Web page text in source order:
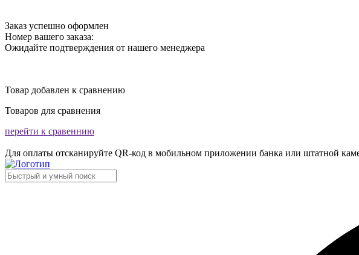
Заказ успешно оформлен
Номер вашего заказа:
Ожидайте подтверждения от нашего менеджера
Товар добавлен к сравнению
Товаров для сравнения
перейти к сравеннию
Для оплаты отсканируйте QR-код в мобильном приложении банка или штатной